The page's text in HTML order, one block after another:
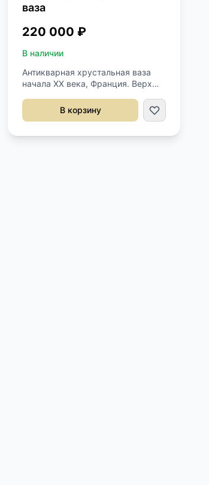
ваза
220 000 ₽
В наличии
Антикварная хрустальная ваза
начала XX века, Франция. Верх
виде Фруктовницы и лавровой
ветви. Высота 40,5 см. Диаметр
В корзину